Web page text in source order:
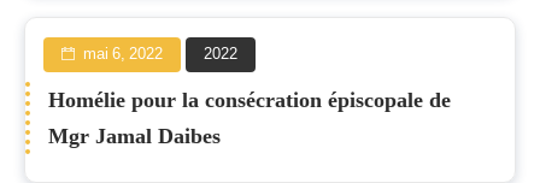
mai 6, 2022 2022
Homélie pour la consécration épiscopale de
Mgr Jamal Daibes